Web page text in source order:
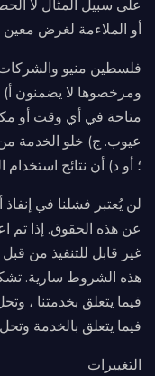
على سبيل المثال لا
أو الملاءمة لغرض معين
فلسطين منيو والشركات
ومرخصوها لا يضمنون أ)
متاحة في أي وقت أو
عيوب. ج) خلو الخدمة
؛ أو د) أن نتائج
لن يُعتبر فشلنا في
عن هذه الحقوق. إذا تم
غير قابل للتنفيذ من
هذه الشروط سارية. تشكل
فيما يتعلق بخدمتنا ،
فيما يتعلق بالخدمة
التغييرات